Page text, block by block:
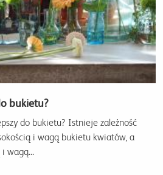
bukietu?
do bukietu? Istnieje zależność
i wagą bukietu kwiatów, a
wagą...